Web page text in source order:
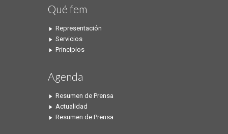
Qué fem
Representación
Servicios
Principios
Agenda
Resumen de Prensa
Actualidad
Resumen de Prensa